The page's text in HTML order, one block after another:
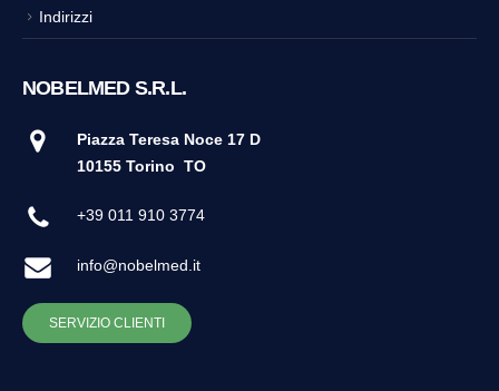
Indirizzi
NOBELMED S.R.L.
Piazza Teresa Noce 17 D
10155 Torino TO
+39 011 910 3774
info@nobelmed.it
SERVIZIO CLIENTI